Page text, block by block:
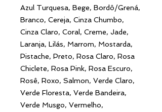
Azul Turquesa, Bege, Bordô/Grená,
Branco, Cereja, Cinza Chumbo,
Cinza Claro, Coral, Creme, Jade,
Laranja, Lilás, Marrom, Mostarda,
Pistache, Preto, Rosa Claro, Rosa
Chiclete, Rosa Pink, Rosa Escuro,
Rosê, Roxo, Salmon, Verde Claro,
Verde Floresta, Verde Bandeira,
Verde Musgo, Vermelho,